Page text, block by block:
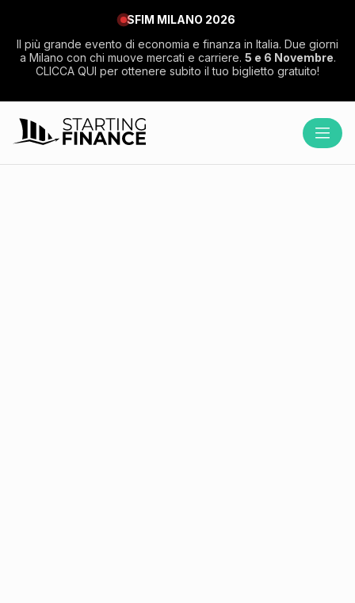
SFIM MILANO 2026
Il più grande evento di economia e finanza in Italia. Due giorni
a Milano con chi muove mercati e carriere. 5 e 6 Novembre.
CLICCA QUI per ottenere subito il tuo biglietto gratuito!